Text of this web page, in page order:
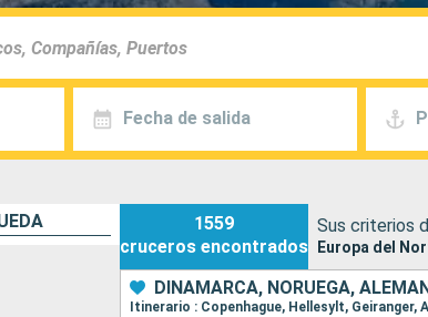
Fecha de salida
1559
cruceros encontrados
Sus criterios
Europa del
DINAMARCA, NORUEGA,
Itinerario : Copenhague, Hellesylt, Geiranger,